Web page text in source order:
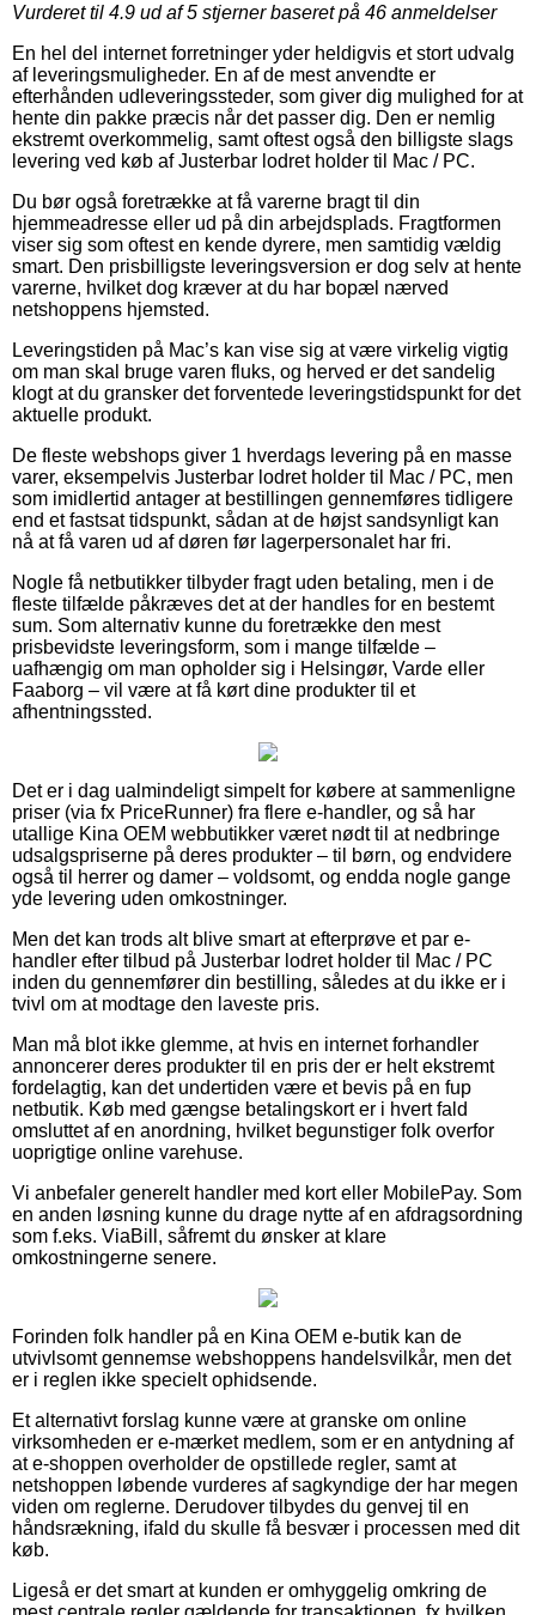
Vurderet til 4.9 ud af 5 stjerner baseret på 46 anmeldelser
En hel del internet forretninger yder heldigvis et stort udvalg
af leveringsmuligheder. En af de mest anvendte er
efterhånden udleveringssteder, som giver dig mulighed for at
hente din pakke præcis når det passer dig. Den er nemlig
ekstremt overkommelig, samt oftest også den billigste slags
levering ved køb af Justerbar lodret holder til Mac / PC.
Du bør også foretrække at få varerne bragt til din
hjemmeadresse eller ud på din arbejdsplads. Fragtformen
viser sig som oftest en kende dyrere, men samtidig vældig
smart. Den prisbilligste leveringsversion er dog selv at hente
varerne, hvilket dog kræver at du har bopæl nærved
netshoppens hjemsted.
Leveringstiden på Mac’s kan vise sig at være virkelig vigtig
om man skal bruge varen fluks, og herved er det sandelig
klogt at du gransker det forventede leveringstidspunkt for det
aktuelle produkt.
De fleste webshops giver 1 hverdags levering på en masse
varer, eksempelvis Justerbar lodret holder til Mac / PC, men
som imidlertid antager at bestillingen gennemføres tidligere
end et fastsat tidspunkt, sådan at de højst sandsynligt kan
nå at få varen ud af døren før lagerpersonalet har fri.
Nogle få netbutikker tilbyder fragt uden betaling, men i de
fleste tilfælde påkræves det at der handles for en bestemt
sum. Som alternativ kunne du foretrække den mest
prisbevidste leveringsform, som i mange tilfælde –
uafhængig om man opholder sig i Helsingør, Varde eller
Faaborg – vil være at få kørt dine produkter til et
afhentningssted.
Det er i dag ualmindeligt simpelt for købere at sammenligne
priser (via fx PriceRunner) fra flere e-handler, og så har
utallige Kina OEM webbutikker været nødt til at nedbringe
udsalgspriserne på deres produkter – til børn, og endvidere
også til herrer og damer – voldsomt, og endda nogle gange
yde levering uden omkostninger.
Men det kan trods alt blive smart at efterprøve et par e-
handler efter tilbud på Justerbar lodret holder til Mac / PC
inden du gennemfører din bestilling, således at du ikke er i
tvivl om at modtage den laveste pris.
Man må blot ikke glemme, at hvis en internet forhandler
annoncerer deres produkter til en pris der er helt ekstremt
fordelagtig, kan det undertiden være et bevis på en fup
netbutik. Køb med gængse betalingskort er i hvert fald
omsluttet af en anordning, hvilket begunstiger folk overfor
uoprigtige online varehuse.
Vi anbefaler generelt handler med kort eller MobilePay. Som
en anden løsning kunne du drage nytte af en afdragsordning
som f.eks. ViaBill, såfremt du ønsker at klare
omkostningerne senere.
Forinden folk handler på en Kina OEM e-butik kan de
utvivlsomt gennemse webshoppens handelsvilkår, men det
er i reglen ikke specielt ophidsende.
Et alternativt forslag kunne være at granske om online
virksomheden er e-mærket medlem, som er en antydning af
at e-shoppen overholder de opstillede regler, samt at
netshoppen løbende vurderes af sagkyndige der har megen
viden om reglerne. Derudover tilbydes du genvej til en
håndsrækning, ifald du skulle få besvær i processen med dit
køb.
Ligeså er det smart at kunden er omhyggelig omkring de